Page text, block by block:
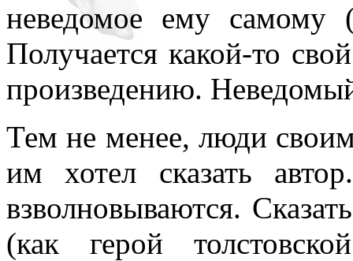
неведомое ему самому
Получается какой-то
произведению.
Тем не менее, люди
им хотел сказать
взволновываются.
(как герой